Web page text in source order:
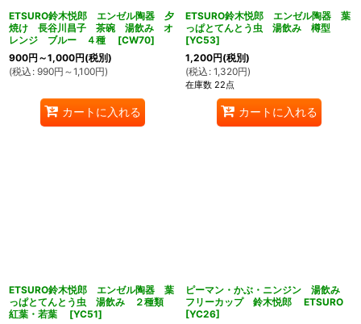
ETSURO鈴木悦郎 エンゼル陶器 夕
焼け 長谷川昌子 茶碗 湯飲み オ
レンジ ブルー ４種
[CW70]
900円 ～1,000円(税別)
(税込 : 990円 ～1,100円)
カートに入れる
ETSURO鈴木悦郎 エンゼル陶器 葉
っぱとてんとう虫 湯飲み 樽型
[YC53]
1,200円(税別)
(税込 : 1,320円)
在庫数 22点
カートに入れる
ETSURO鈴木悦郎 エンゼル陶器 葉
っぱとてんとう虫 湯飲み ２種類
紅葉・若葉
[YC51]
ピーマン・かぶ・ニンジン 湯飲み
フリーカップ 鈴木悦郎 ETSURO
[YC26]